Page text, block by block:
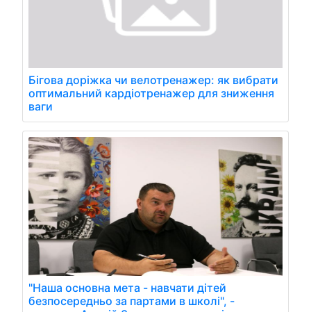
Бігова доріжка чи велотренажер: як вибрати
оптимальний кардіотренажер для зниження
ваги
"Наша основна мета - навчати дітей
безпосередньо за партами в школі", -